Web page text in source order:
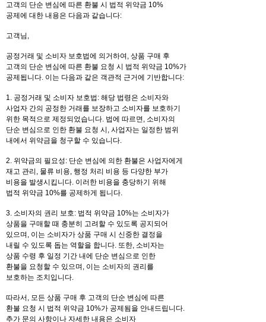
고객의 단순 변심에 따른 환불 시 법적 위약금 10%
공제에 대한 내용은 다음과 같습니다:
고객님,
공정거래 및 소비자 보호법에 의거하여, 상품 구매 후
고객의 단순 변심에 따른 환불 요청 시 법적 위약금 10%가
공제됩니다. 이는 다음과 같은 객관적 근거에 기반합니다:
1. 공정거래 및 소비자 보호법: 해당 법령은 소비자와
사업자 간의 공정한 거래를 보장하고 소비자를 보호하기
위한 목적으로 제정되었습니다. 법에 따르면, 소비자의
단순 변심으로 인한 환불 요청 시, 사업자는 일정한 범위
내에서 위약금을 청구할 수 있습니다.
2. 위약금의 필요성: 단순 변심에 의한 환불은 사업자에게
재고 관리, 물류 비용, 행정 처리 비용 등 다양한 부가
비용을 발생시킵니다. 이러한 비용을 충당하기 위해
법적 위약금 10%를 공제하게 됩니다.
3. 소비자의 권리 보호: 법적 위약금 10%는 소비자가
상품을 구매할 때 충분히 고려할 수 있도록 공지되어
있으며, 이는 소비자가 상품 구매 시 신중한 결정을
내릴 수 있도록 돕는 역할을 합니다. 또한, 소비자는
상품 수령 후 일정 기간 내에 단순 변심으로 인한
환불을 요청할 수 있으며, 이는 소비자의 권리를
보호하는 조치입니다.
따라서, 모든 상품 구매 후 고객의 단순 변심에 따른
환불 요청 시 법적 위약금 10%가 공제됨을 안내드립니다.
추가 문의 사항이나 자세한 내용은 소비자